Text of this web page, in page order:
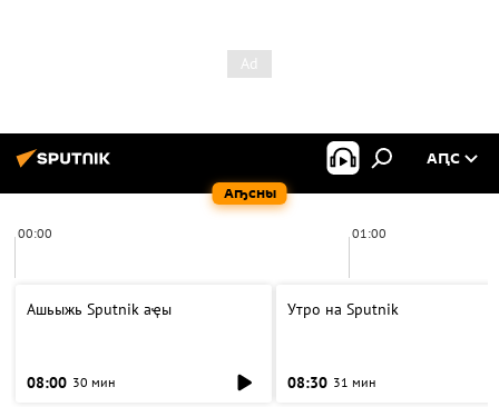
Аҧсны
АԤС
00:00 01:00
Ашьыжь Sputnik аҿы
08:00 30 мин
Утро на Sputnik
08:30 31 мин